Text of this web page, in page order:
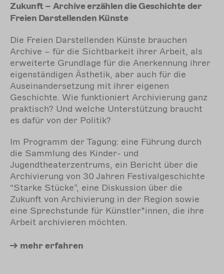
Zukunft – Archive erzählen die Geschichte der
Freien Darstellenden Künste
Die Freien Darstellenden Künste brauchen
Archive – für die Sichtbarkeit ihrer Arbeit, als
erweiterte Grundlage für die Anerkennung ihrer
eigenständigen Ästhetik, aber auch für die
Auseinandersetzung mit ihrer eigenen
Geschichte. Wie funktioniert Archivierung ganz
praktisch? Und welche Unterstützung braucht
es dafür von der Politik?
Im Programm der Tagung: eine Führung durch
die Sammlung des Kinder- und
Jugendtheaterzentrums, ein Bericht über die
Archivierung von 30 Jahren Festivalgeschichte
“Starke Stücke”, eine Diskussion über die
Zukunft von Archivierung in der Region sowie
eine Sprechstunde für Künstler*innen, die ihre
Arbeit archivieren möchten.
mehr erfahren